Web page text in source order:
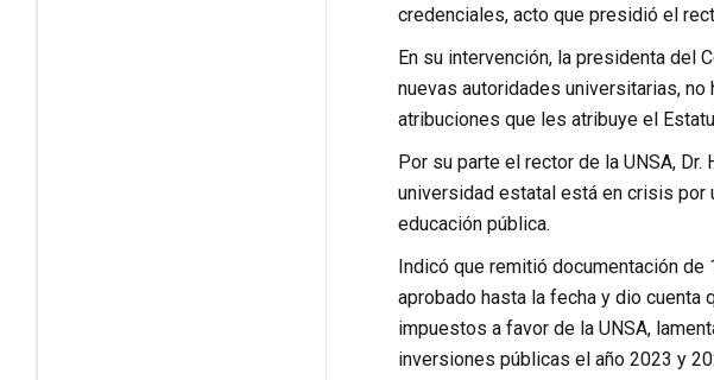
credenciales, acto que presidió el
En su intervención, la presidenta del
nuevas autoridades universitarias,
atribuciones que les atribuye el
Por su parte el rector de la UNSA,
universidad estatal está en crisis por
educación pública.
Indicó que remitió documentación
aprobado hasta la fecha y dio
impuestos a favor de la UNSA,
inversiones públicas el año 2023 y